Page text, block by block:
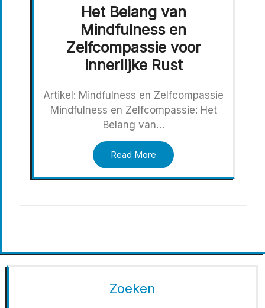
Het Belang van
Mindfulness en
Zelfcompassie voor
Innerlijke Rust
Artikel: Mindfulness en Zelfcompassie
Mindfulness en Zelfcompassie: Het
Belang van…
Read More
Zoeken